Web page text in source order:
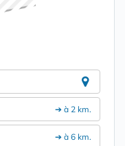
➔ à 2 km.
➔ à 6 km.